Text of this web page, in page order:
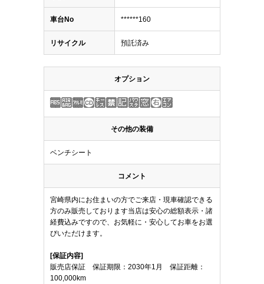
車台No ******160
リサイクル 預託済み
オプション
その他の装備
ベンチシート
コメント
宮崎県内にお住まいの方でご来店・現車確認できる
方のみ販売しております当店は安心の総額表示・諸
経費込みですので、お気軽に・安心してお車をお選
びいただけます。
[保証内容]
販売店保証 保証期限：2030年1月 保証距離：
100,000km